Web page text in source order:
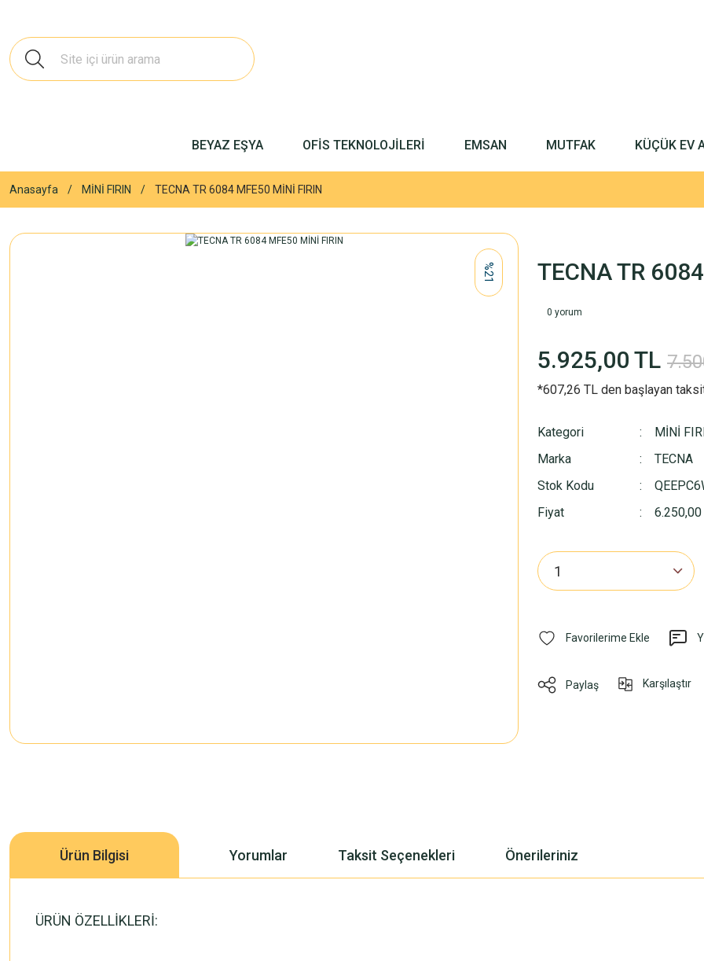
BEYAZ EŞYA OFİS TEKNOLOJİLERİ EMSAN MUTFAK KÜÇÜK EV
Anasayfa MİNİ FIRIN TECNA TR 6084 MFE50 MİNİ FIRIN
%21 TECNA TR
0 yorum
5.925,00 TL
*607,26 TL den başlayan
Kategori
MİNİ
Marka
TECNA
Stok Kodu
Fiyat
Paylaş Karşılaştır
Ürün Bilgisi Yorumlar Taksit Seçenekleri Önerileriniz
ÜRÜN ÖZELLİKLERİ: